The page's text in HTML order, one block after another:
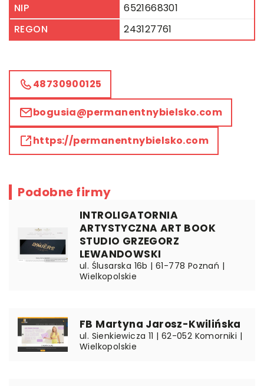
NIP
6521668301
REGON
243127761
48730900125
bogusia@permanentnybielsko.com
https://permanentnybielsko.com
Podobne firmy
INTROLIGATORNIA
ARTYSTYCZNA ART BOOK
STUDIO GRZEGORZ
LEWANDOWSKI
ul. Ślusarska 16b | 61-778 Poznań |
Wielkopolskie
FB Martyna Jarosz-Kwilińska
ul. Sienkiewicza 11 | 62-052 Komorniki |
Wielkopolskie